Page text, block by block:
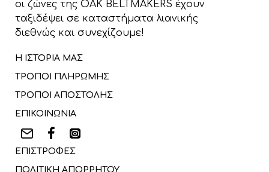
οι ζώνες της OAK BELTMAKERS έχουν
ταξιδέψει σε καταστήματα λιανικής
διεθνώς και συνεχίζουμε!
Η ΙΣΤΟΡΙΑ ΜΑΣ
ΤΡΟΠΟΙ ΠΛΗΡΩΜΗΣ
ΤΡΟΠΟΙ ΑΠΟΣΤΟΛΗΣ
ΕΠΙΚΟΙΝΩΝΙΑ
ΕΠΙΣΤΡΟΦΕΣ
ΠΟΛΙΤΙΚΗ ΑΠΟΡΡΗΤΟΥ